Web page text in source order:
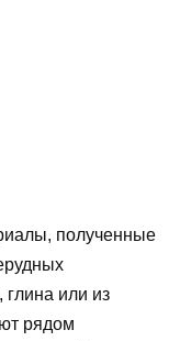
полученные
глина или из
рядом